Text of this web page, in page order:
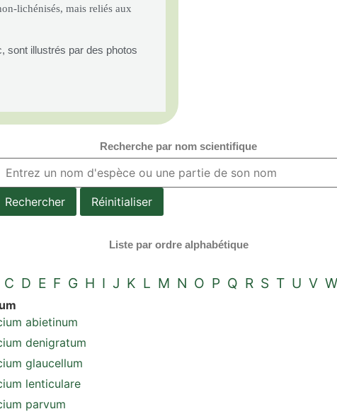
lichénisés, mais reliés aux
sont illustrés par des photos
Recherche par nom scientifique
Rechercher Réinitialiser
Liste par ordre alphabétique
C D E F G H I J K L M N O P Q R S T U V W
abietinum
denigratum
glaucellum
lenticulare
parvum